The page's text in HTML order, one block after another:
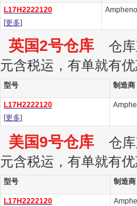
L17H2222120
[更多]
英国2号仓库 仓库
元含税运，有单就有
型号 制造商
L17H2222120
[更多]
美国9号仓库 仓库
元含税运，有单就有
型号 制造商
L17H2222120